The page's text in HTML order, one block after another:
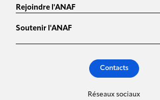
Rejoindre l'ANAF
Soutenir l'ANAF
Contacts
Réseaux sociaux